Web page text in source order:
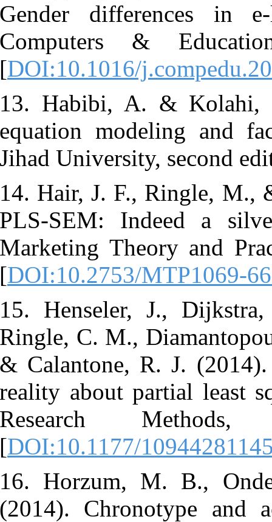
Gender
[
13. Habibi,
equation
Jihad
14. Hair, J.
PLS-SEM:
Marketing
[
15.
Ringle, C.
&
reality about
[
16.
(2014).